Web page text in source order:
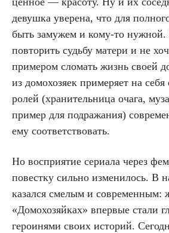
девушка уверена, что для
быть замужем и кому-то нужной.
повторить судьбу матери и не
примером сломать жизнь своей
из домохозяек примеряет на себя
ролей (хранительница очага,
пример для подражания)
ему соответствовать.
Но восприятие сериала через
повестку сильно изменилось. В
казался смелым и
«Домохозяйках» впервые стали
героинями своих историй.